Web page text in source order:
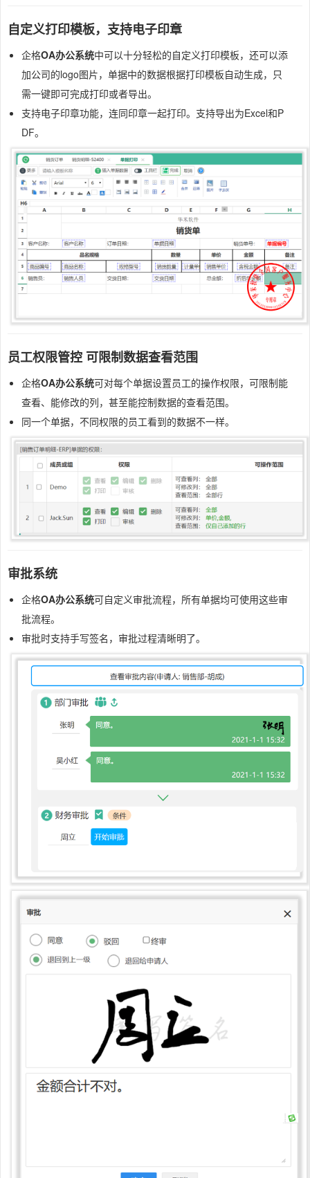
自定义打印模板，支持电子印章
企格OA办公系统中可以十分轻松的自定义打印模板，还可以添
加公司的logo图片，单据中的数据根据打印模板自动生成，只
需一键即可完成打印或者导出。
支持电子印章功能，连同印章一起打印。支持导出为Excel和P
DF。
员工权限管控 可限制数据查看范围
企格OA办公系统可对每个单据设置员工的操作权限，可限制能
查看、能修改的列，甚至能控制数据的查看范围。
同一个单据，不同权限的员工看到的数据不一样。
审批系统
企格OA办公系统可自定义审批流程，所有单据均可使用这些审
批流程。
审批时支持手写签名，审批过程清晰明了。